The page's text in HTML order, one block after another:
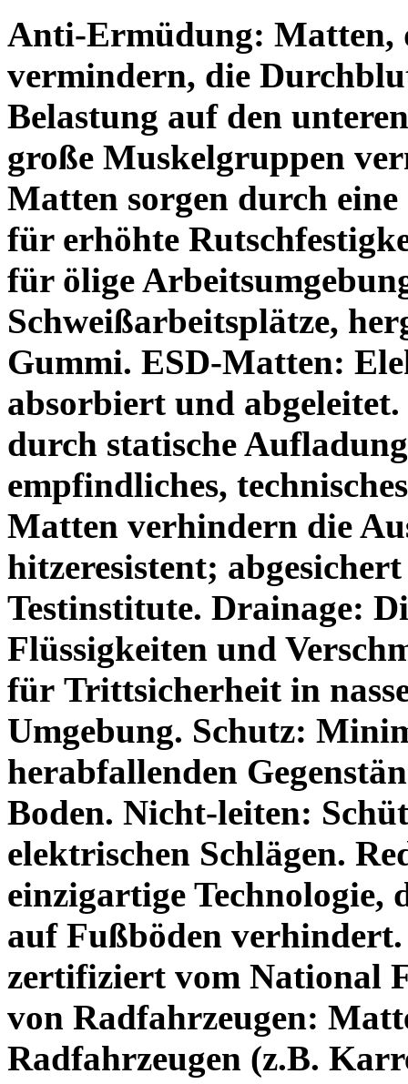
Anti-Ermüdung: Matten,
vermindern, die
Belastung auf den
große Muskelgruppen
Matten sorgen durch
für erhöhte
für ölige
Schweißarbeitsplätze,
Gummi. ESD-Matten:
absorbiert und
durch statische
empfindliches,
Matten verhindern die
hitzeresistent;
Testinstitute. Drainage:
Flüssigkeiten und
für Trittsicherheit in
Umgebung. Schutz:
herabfallenden
Boden. Nicht-leiten:
elektrischen Schlägen.
einzigartige Technologie,
auf Fußböden
zertifiziert vom National
von Radfahrzeugen:
Radfahrzeugen (z.B.